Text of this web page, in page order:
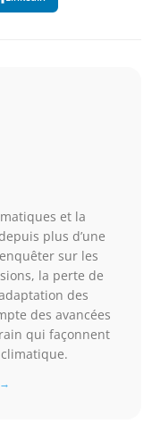
et la
plus d’une
sur les
la perte de
des
des avancées
qui façonnent